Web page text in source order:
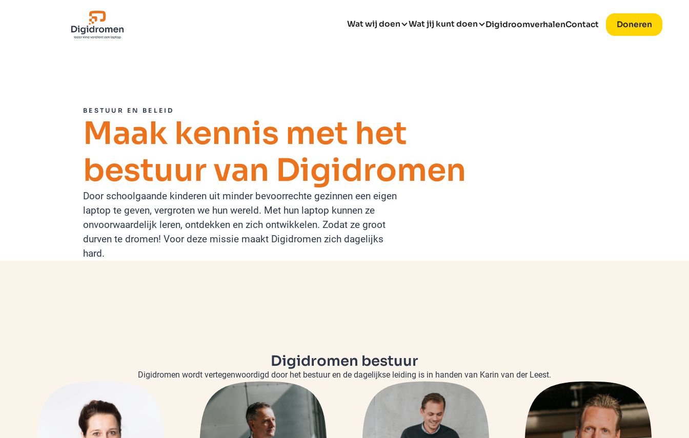
Wat wij doen Wat jij kunt doen DigidroomverhalenContact Doneren
BESTUUR EN BELEID
Maak kennis met het
bestuur van Digidromen
Door schoolgaande kinderen uit minder bevoorrechte gezinnen een eigen
laptop te geven, vergroten we hun wereld. Met hun laptop kunnen ze
onvoorwaardelijk leren, ontdekken en zich ontwikkelen. Zodat ze groot
durven te dromen! Voor deze missie maakt Digidromen zich dagelijks
hard.
Digidromen bestuur
Digidromen wordt vertegenwoordigd door het bestuur en de dagelijkse leiding is in handen van Karin van der Leest.